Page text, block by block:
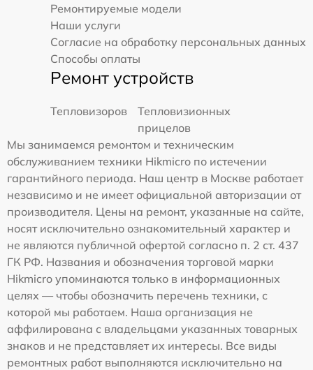
Ремонтируемые модели
Наши услуги
Согласие на обработку персональных данных
Способы оплаты
Ремонт устройств
Тепловизоров
Тепловизионных
прицелов
Мы занимаемся ремонтом и техническим
обслуживанием техники Hikmicro по истечении
гарантийного периода. Наш центр в Москве работает
независимо и не имеет официальной авторизации от
производителя. Цены на ремонт, указанные на сайте,
носят исключительно ознакомительный характер и
не являются публичной офертой согласно п. 2 ст. 437
ГК РФ. Названия и обозначения торговой марки
Hikmicro упоминаются только в информационных
целях — чтобы обозначить перечень техники, с
которой мы работаем. Наша организация не
аффилирована с владельцами указанных товарных
знаков и не представляет их интересы. Все виды
ремонтных работ выполняются исключительно на